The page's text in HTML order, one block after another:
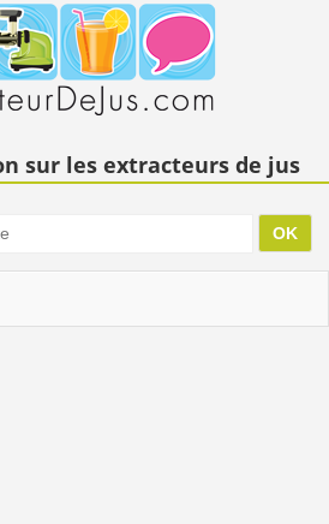
sur les extracteurs de jus